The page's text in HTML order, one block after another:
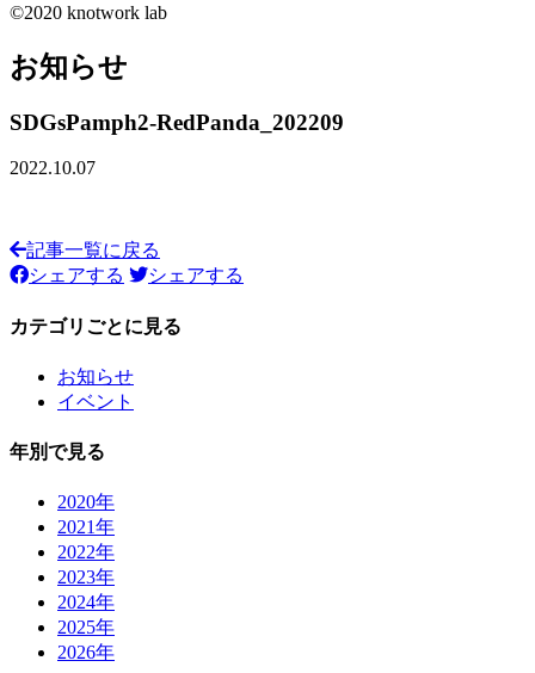
©2020 knotwork lab
お知らせ
SDGsPamph2-RedPanda_202209
2022.10.07
記事一覧に戻る
シェアする
シェアする
カテゴリごとに見る
お知らせ
イベント
年別で見る
2020年
2021年
2022年
2023年
2024年
2025年
2026年